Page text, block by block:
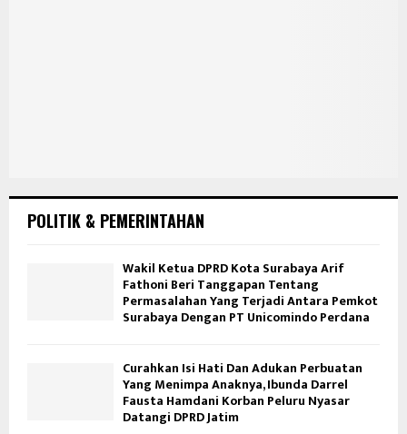
POLITIK & PEMERINTAHAN
Wakil Ketua DPRD Kota Surabaya Arif
Fathoni Beri Tanggapan Tentang
Permasalahan Yang Terjadi Antara Pemkot
Surabaya Dengan PT Unicomindo Perdana
Curahkan Isi Hati Dan Adukan Perbuatan
Yang Menimpa Anaknya, Ibunda Darrel
Fausta Hamdani Korban Peluru Nyasar
Datangi DPRD Jatim